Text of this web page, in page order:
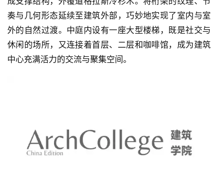
奏与几何形态延续至建筑外部，巧妙地实现了室内与室
外的自然过渡。中庭内设有一座大型楼梯，既是社交与
休闲的场所，又连接着首层、二层和咖啡馆，成为建筑
中心充满活力的交流与聚集空间。